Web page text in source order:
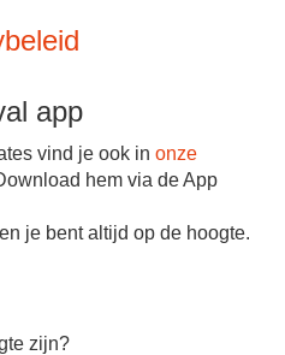
app
vind je ook in onze
hem via de App
je bent altijd op de hoogte.
zijn?